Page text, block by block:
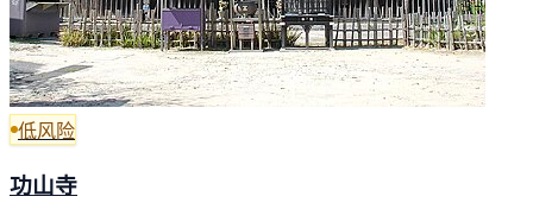
低风险
功山寺